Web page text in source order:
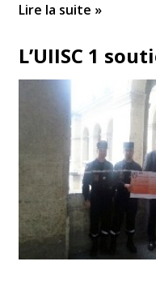
Lire la suite »
L’UIISC 1